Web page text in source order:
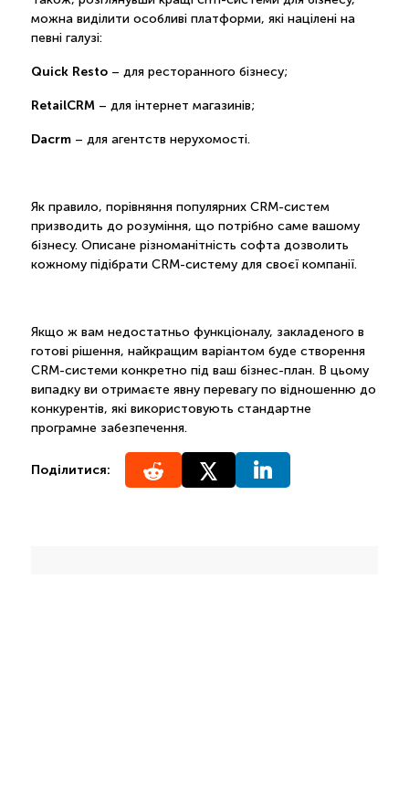
можна виділити особливі платформи, які націлені на
певні галузі:
Quick Resto– для ресторанного бізнесу;
RetailCRM – для інтернет магазинів;
Dacrm– для агентств нерухомості.
Як правило, порівняння популярних CRM-систем
призводить до розуміння, що потрібно саме вашому
бізнесу. Описане різноманітність софта дозволить
кожному підібрати CRM-систему для своєї компанії.
Якщо ж вам недостатньо функціоналу, закладеного в
готові рішення, найкращим варіантом буде створення
CRM-системи конкретно під ваш бізнес-план. В цьому
випадку ви отримаєте явну перевагу по відношенню до
конкурентів, які використовують стандартне
програмне забезпечення.
Поділитися: